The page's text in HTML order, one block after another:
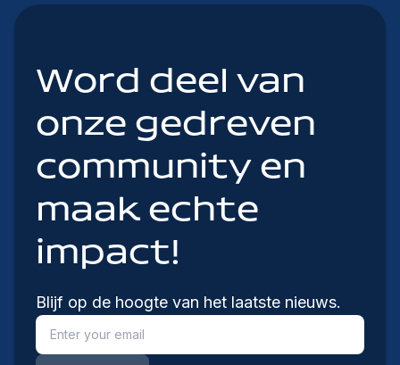
Word deel van
onze gedreven
community en
maak echte
impact!
Blijf op de hoogte van het laatste nieuws.